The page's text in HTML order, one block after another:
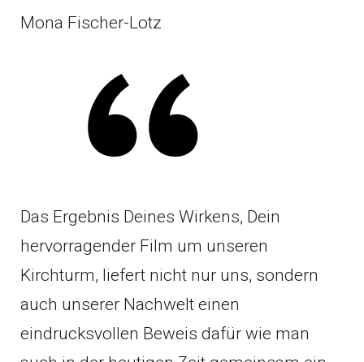
Mona Fischer-Lotz
Das Ergebnis Deines Wirkens, Dein
hervorragender Film um unseren
Kirchturm, liefert nicht nur uns, sondern
auch unserer Nachwelt einen
eindrucksvollen Beweis dafür wie man